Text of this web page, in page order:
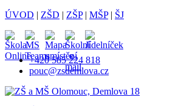
ÚVOD | ZŠD | ZŠP| MŠP| ŠJ
+420 585 224 818
pouc@zsdemlova.cz